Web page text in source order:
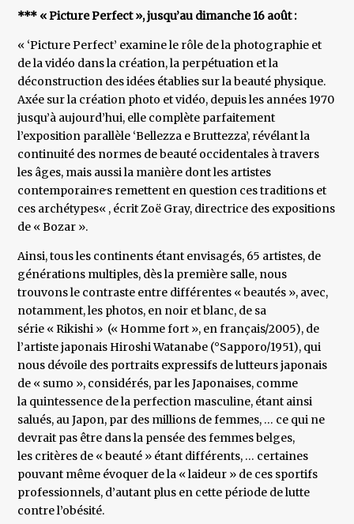
*** « Picture Perfect », jusqu’au dimanche 16 août :
« ‘Picture Perfect’ examine le rôle de la photographie et
de la vidéo dans la création, la perpétuation et la
déconstruction des idées établies sur la beauté physique.
Axée sur la création photo et vidéo, depuis les années 1970
jusqu’à aujourd’hui, elle complète parfaitement
l’exposition parallèle ‘Bellezza e Bruttezza’, révélant la
continuité des normes de beauté occidentales à travers
les âges, mais aussi la manière dont les artistes
contemporain·e·s remettent en question ces traditions et
ces archétypes« , écrit Zoë Gray, directrice des expositions
de « Bozar ».
Ainsi, tous les continents étant envisagés, 65 artistes, de
générations multiples, dès la première salle, nous
trouvons le contraste entre différentes « beautés », avec,
notamment, les photos, en noir et blanc, de sa
série « Rikishi » (« Homme fort », en français/2005), de
l’artiste japonais Hiroshi Watanabe (°Sapporo/1951), qui
nous dévoile des portraits expressifs de lutteurs japonais
de « sumo », considérés, par les Japonaises, comme
la quintessence de la perfection masculine, étant ainsi
salués, au Japon, par des millions de femmes, … ce qui ne
devrait pas être dans la pensée des femmes belges,
les critères de « beauté » étant différents, … certaines
pouvant même évoquer de la « laideur » de ces sportifs
professionnels, d’autant plus en cette période de lutte
contre l’obésité.